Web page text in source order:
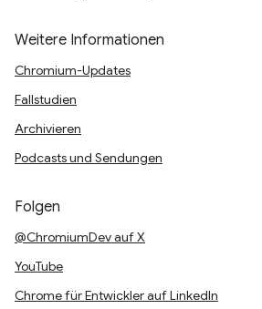
Weitere Informationen
Chromium-Updates
Fallstudien
Archivieren
Podcasts und Sendungen
Folgen
@ChromiumDev auf X
YouTube
Chrome für Entwickler auf LinkedIn